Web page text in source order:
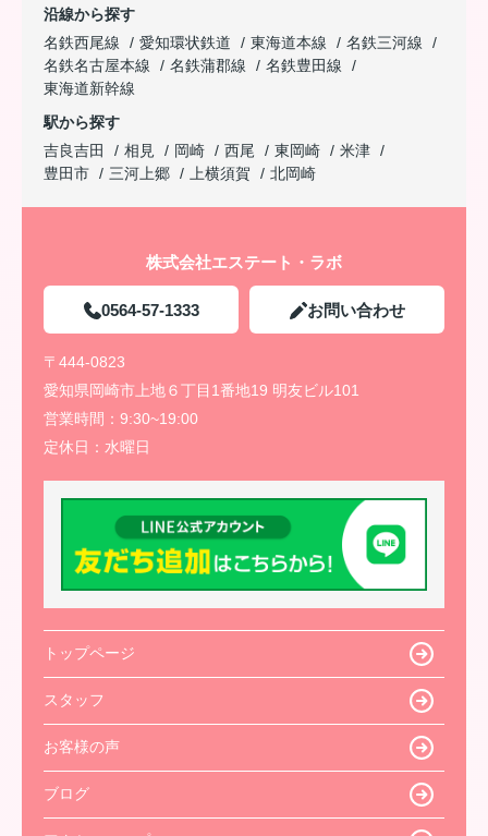
沿線から探す
名鉄西尾線
愛知環状鉄道 東海道本線
名鉄三河線
名鉄名古屋本線
名鉄蒲郡線
名鉄豊田線
東海道新幹線
駅から探す
吉良吉田
相見 岡崎 西尾 東岡崎
米津
豊田市
三河上郷 上横須賀 北岡崎
株式会社エステート・ラボ
0564-57-1333 お問い合わせ
〒444-0823
愛知県岡崎市上地６丁目1番地19 明友ビル101
営業時間： 9:30~19:00
定休日： 水曜日
トップページ
スタッフ
お客様の声
ブログ